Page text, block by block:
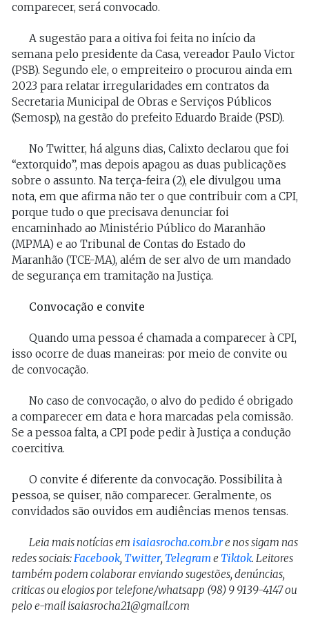
comparecer, será convocado.
A sugestão para a oitiva foi feita no início da
semana pelo presidente da Casa, vereador Paulo Victor
(PSB). Segundo ele, o empreiteiro o procurou ainda em
2023 para relatar irregularidades em contratos da
Secretaria Municipal de Obras e Serviços Públicos
(Semosp), na gestão do prefeito Eduardo Braide (PSD).
No Twitter, há alguns dias, Calixto declarou que foi
“extorquido”, mas depois apagou as duas publicações
sobre o assunto. Na terça-feira (2), ele divulgou uma
nota, em que afirma não ter o que contribuir com a CPI,
porque tudo o que precisava denunciar foi
encaminhado ao Ministério Público do Maranhão
(MPMA) e ao Tribunal de Contas do Estado do
Maranhão (TCE-MA), além de ser alvo de um mandado
de segurança em tramitação na Justiça.
Convocação e convite
Quando uma pessoa é chamada a comparecer à CPI,
isso ocorre de duas maneiras: por meio de convite ou
de convocação.
No caso de convocação, o alvo do pedido é obrigado
a comparecer em data e hora marcadas pela comissão.
Se a pessoa falta, a CPI pode pedir à Justiça a condução
coercitiva.
O convite é diferente da convocação. Possibilita à
pessoa, se quiser, não comparecer. Geralmente, os
convidados são ouvidos em audiências menos tensas.
Leia mais notícias em isaiasrocha.com.bre nos sigam nas
redes sociais:Facebook, Twitter, Telegrame Tiktok. Leitores
também podem colaborar enviando sugestões, denúncias,
criticas ou elogios por telefone/whatsapp (98) 9 9139-4147 ou
pelo e-mail isaiasrocha21@gmail.com